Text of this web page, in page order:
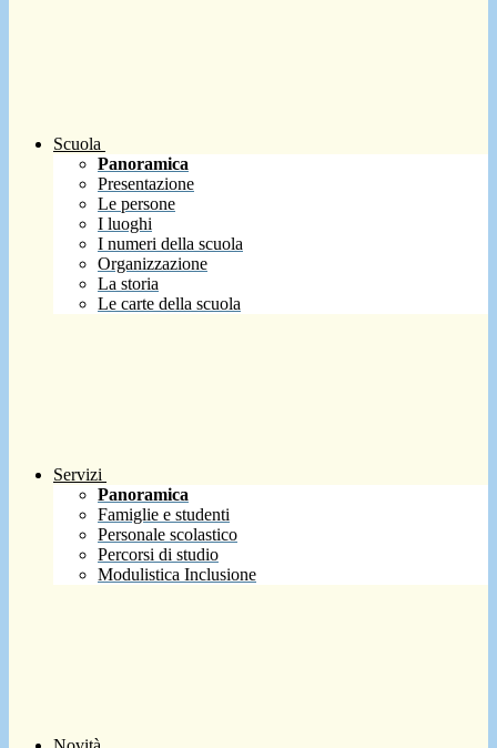
Scuola
Panoramica
Presentazione
Le persone
I luoghi
I numeri della scuola
Organizzazione
La storia
Le carte della scuola
Servizi
Panoramica
Famiglie e studenti
Personale scolastico
Percorsi di studio
Modulistica Inclusione